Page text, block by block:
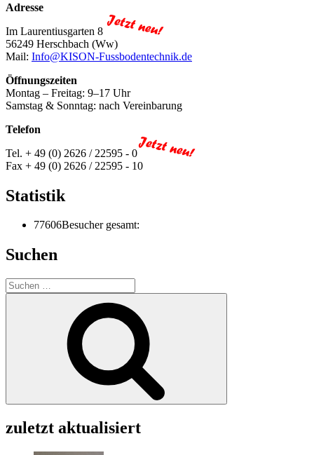
Adresse
Im Laurentiusgarten 8
56249 Herschbach (Ww)
Mail: Info@KISON-Fussbodentechnik.de
Öffnungszeiten
Montag – Freitag: 9–17 Uhr
Samstag & Sonntag: nach Vereinbarung
Telefon
Tel. + 49 (0) 2626 / 22595 - 0
Fax + 49 (0) 2626 / 22595 - 10
Statistik
77606Besucher gesamt:
Suchen
Suchen
nach:
zuletzt aktualisiert